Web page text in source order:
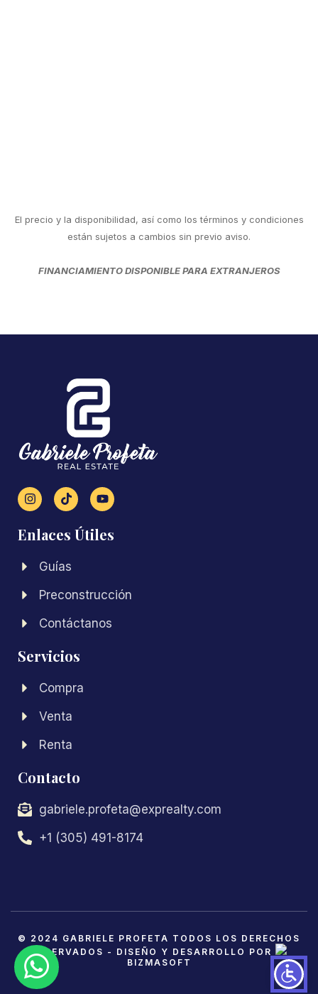
El precio y la disponibilidad, así como los términos y condiciones
están sujetos a cambios sin previo aviso.
FINANCIAMIENTO DISPONIBLE PARA EXTRANJEROS
Enlaces Útiles
Guías
Preconstrucción
Contáctanos
Servicios
Compra
Venta
Renta
Contacto
gabriele.profeta@exprealty.com
+1 (305) 491-8174
© 2024 GABRIELE PROFETA TODOS LOS DERECHOS
RESERVADOS - DISEÑO Y DESARROLLO POR
BIZMASOFT